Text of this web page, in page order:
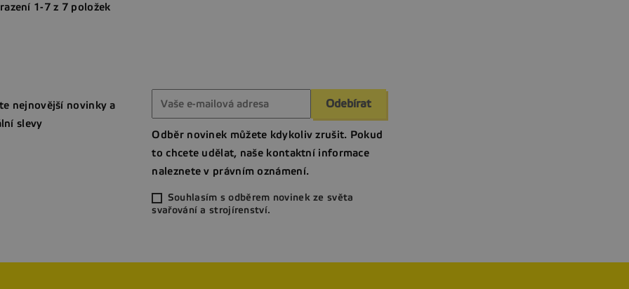
1-7 z 7 položek
nejnovější novinky a
slevy
Odběr novinek můžete kdykoliv zrušit. Pokud
to chcete udělat, naše kontaktní informace
naleznete v právním oznámení.
Souhlasím s odběrem novinek ze světa
svařování a strojírenství.